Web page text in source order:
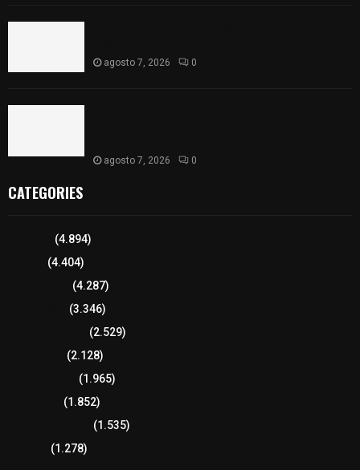
agosto 7, 2026 0
agosto 7, 2026 0
CATEGORIES
(4.894)
(4.404)
(4.287)
(3.346)
(2.529)
(2.128)
(1.965)
(1.852)
(1.535)
(1.278)